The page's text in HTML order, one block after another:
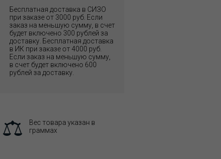
Бесплатная доставка в СИЗО
при заказе от 3000 руб. Если
заказ на меньшую сумму, в счет
будет включено 300 рублей за
доставку. Бесплатная доставка
в ИК при заказе от 4000 руб.
Если заказ на меньшую сумму,
в счет будет включено 600
рублей за доставку.
Вес товара указан в
граммах